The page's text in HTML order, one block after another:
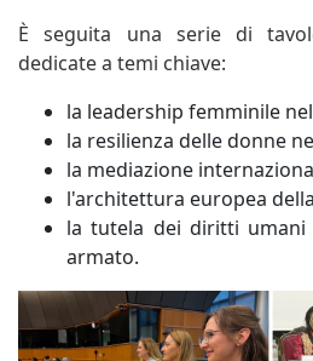
È seguita una serie di
dedicate a temi chiave:
la leadership femminile
la resilienza delle donne
la mediazione
l'architettura europea
la tutela dei diritti
armato.